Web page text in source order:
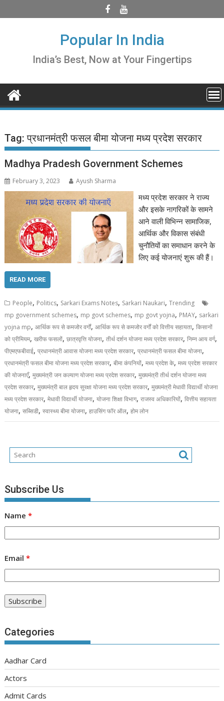
to
Popular In India
India’s Best, Now at Your Fingertips
Tag:प्रधानमंत्री फसल बीमा योजना मध्य प्रदेश सरकार
Madhya Pradesh Government Schemes
February 3, 2023 Ayush Sharma
मध्य प्रदेश सरकार ने राज्य
और इसके नागरिकों के सामने
आने वाली विभिन्न सामाजिक,
आर्थिक और विकास संबंधी
चुनौतियों का समाधान करने के
लिए कई योजनाएं शुरू की हैं।
READ MORE
People, Politics, Sarkari Exams Notes, Sarkari Naukari,Trending
mp government schemes, mp govt schemes, mp govt yojna, PMAY, sarkari
yojna mp,आर्थिक रूप से कमजोर वर्गों,आर्थिक रूप से कमजोर वर्गों को वित्तीय सहायता,किसानों
को प्रीमियम,खरीफ फसलों,छात्रवृत्ति योजना,तीर्थ दर्शन योजना मध्य प्रदेश सरकार,निम्न आय वर्ग,
पीएमएफबीवाई,प्रधानमंत्री आवास योजना मध्य प्रदेश सरकार,प्रधानमंत्री फसल बीमा योजना,
प्रधानमंत्री फसल बीमा योजना मध्य प्रदेश सरकार,बीमा कंपनियों,मध्य प्रदेश के,मध्य प्रदेश सरकार
की योजनाएँ,मुख्यमंत्री जन कल्याण योजना मध्य प्रदेश सरकार,मुख्यमंत्री तीर्थ दर्शन योजना मध्य
प्रदेश सरकार,मुख्यमंत्री बाल हृदय सुरक्षा योजना मध्य प्रदेश सरकार,मुख्यमंत्री मेधावी विद्यार्थी योजना
मध्य प्रदेश सरकार,मेधावी विद्यार्थी योजना,योजना शिक्षा विभाग,राजस्व अधिकारियों,वित्तीय सहायता
योजना,सब्सिडी,स्वास्थ्य बीमा योजना,हाउसिंग फॉर ऑल,होम लोन
Subscribe Us
Name*
Email*
Categories
Aadhar Card
Actors
Admit Cards